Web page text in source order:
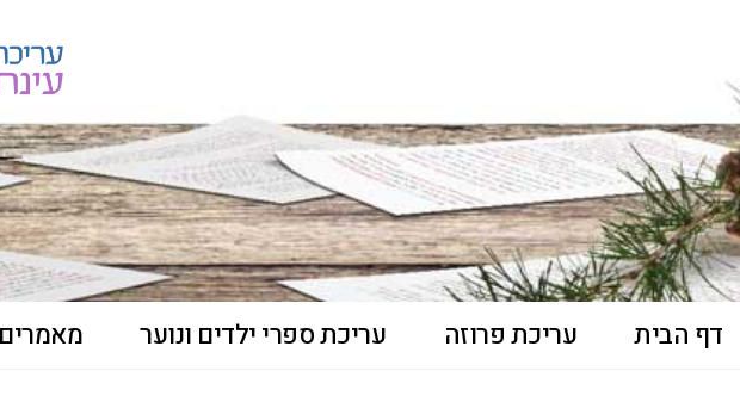
דף הבית עריכת פרוזה עריכת ספרי ילדים ונוער מאמרים